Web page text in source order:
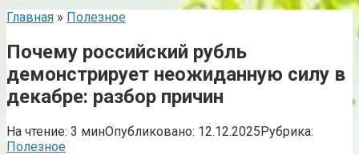
Главная » Полезное
Почему российский рубль
демонстрирует неожиданную силу в
декабре: разбор причин
На чтение: 3 минОпубликовано: 12.12.2025Рубрика:
Полезное